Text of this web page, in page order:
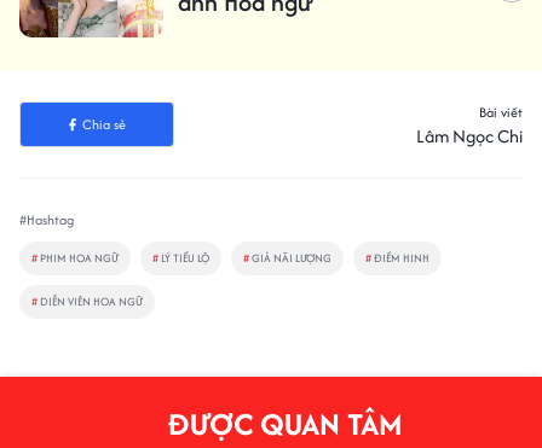
Chia sẻ
Bài viết
Lâm Ngọc Chi
#Hashtag
# PHIM HOA NGỮ # LÝ TIỂU LỘ #GIẢ NÃI LƯỢNG #ĐIỀM HINH
# DIỄN VIÊN HOA NGỮ
ĐƯỢC QUAN TÂM